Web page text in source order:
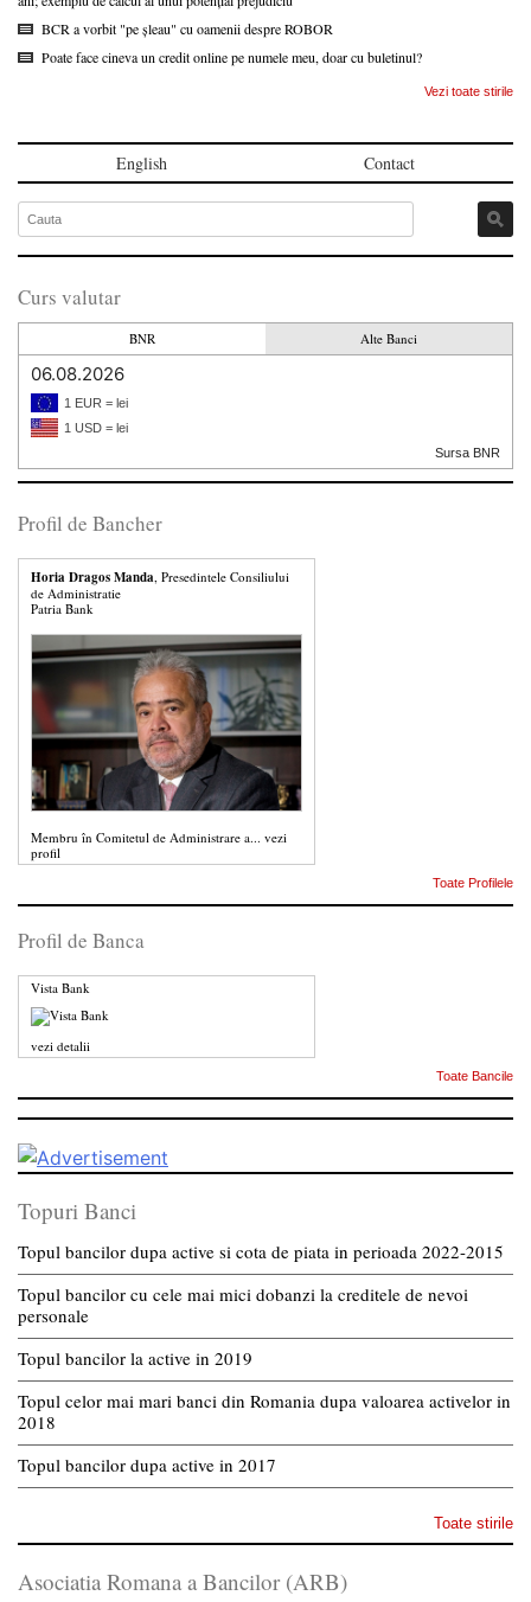
BCR a vorbit "pe șleau" cu oamenii despre ROBOR
Poate face cineva un credit online pe numele meu, doar cu buletinul?
Vezi toate stirile
English Contact
Curs valutar
BNR Alte Banci
06.08.2026
1 EUR = lei
1 USD = lei
Sursa BNR
Profil de Bancher
Horia Dragos Manda, Presedintele Consiliului
de Administratie
Patria Bank
Membru în Comitetul de Administrare a... vezi
profil
Toate Profilele
Profil de Banca
Vista Bank
vezi detalii
Toate Bancile
Topuri Banci
Topul bancilor dupa active si cota de piata in perioada 2022-2015
Topul bancilor cu cele mai mici dobanzi la creditele de nevoi
personale
Topul bancilor la active in 2019
Topul celor mai mari banci din Romania dupa valoarea activelor in
2018
Topul bancilor dupa active in 2017
Toate stirile
Asociatia Romana a Bancilor (ARB)